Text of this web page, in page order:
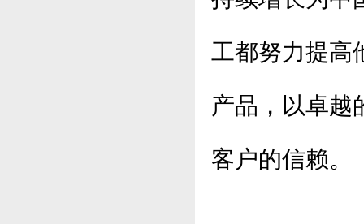
工都努力提高
产品，以卓越
客户的信赖。